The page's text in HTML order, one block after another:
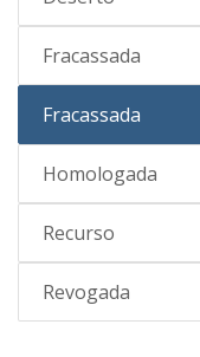
Fracassada
Fracassada
Homologada
Recurso
Revogada